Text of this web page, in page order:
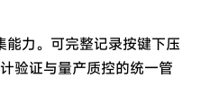
力。可完整记录按键下压
验证与量产质控的统一管